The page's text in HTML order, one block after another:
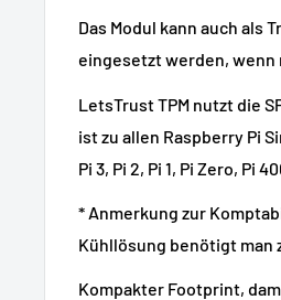
Das Modul kann auch als
eingesetzt werden, wenn
LetsTrust TPM nutzt die
ist zu allen Raspberry Pi
Pi 3, Pi 2, Pi 1, Pi Zero, Pi
* Anmerkung zur
Kühllösung benötigt man
Kompakter Footprint,